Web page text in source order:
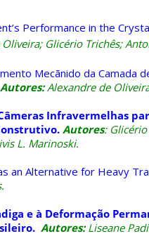
’s Performance in the
Glicério Trichês;
Mecãnido da Camada
Autores:Alexandre de
Infravermelhas
Autores:
L. Marinoski.
an Alternative for Heavy
e à Deformação
Autores:Liseane